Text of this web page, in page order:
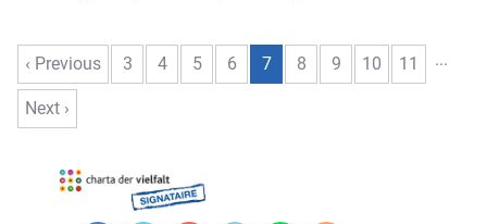
‹ Previous 3 4 5 6 7 8 9 10 11 ...
Next ›